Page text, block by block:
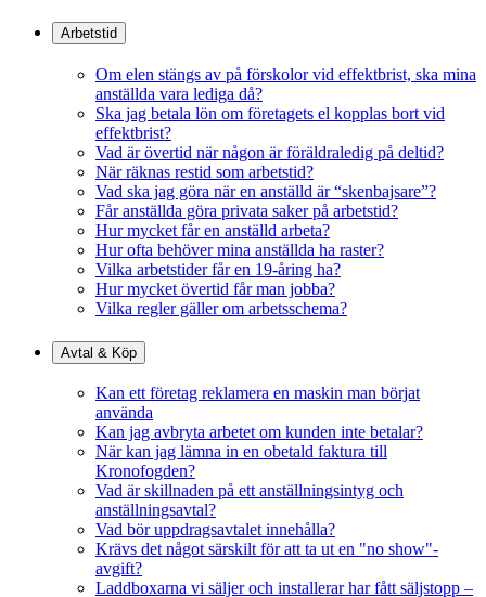
Arbetstid
Om elen stängs av på förskolor vid effektbrist, ska mina
anställda vara lediga då?
Ska jag betala lön om företagets el kopplas bort vid
effektbrist?
Vad är övertid när någon är föräldraledig på deltid?
När räknas restid som arbetstid?
Vad ska jag göra när en anställd är “skenbajsare”?
Får anställda göra privata saker på arbetstid?
Hur mycket får en anställd arbeta?
Hur ofta behöver mina anställda ha raster?
Vilka arbetstider får en 19-åring ha?
Hur mycket övertid får man jobba?
Vilka regler gäller om arbetsschema?
Avtal & Köp
Kan ett företag reklamera en maskin man börjat
använda
Kan jag avbryta arbetet om kunden inte betalar?
När kan jag lämna in en obetald faktura till
Kronofogden?
Vad är skillnaden på ett anställningsintyg och
anställningsavtal?
Vad bör uppdragsavtalet innehålla?
Krävs det något särskilt för att ta ut en "no show"-
avgift?
Laddboxarna vi säljer och installerar har fått säljstopp –